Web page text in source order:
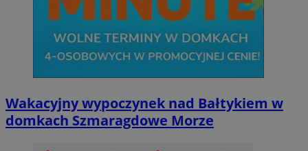
Wakacyjny wypoczynek nad Bałtykiem w
domkach Szmaragdowe Morze